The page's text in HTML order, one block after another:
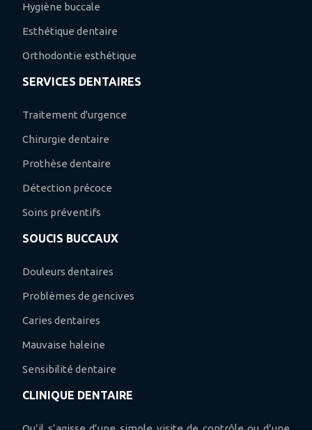
Hygiène buccale
Esthétique dentaire
Orthodontie esthétique
SERVICES DENTAIRES
Traitement d'urgence
Chirurgie dentaire
Prothèse dentaire
Détection précoce
Soins préventifs
SOUCIS BUCCAUX
Douleurs dentaires
Problèmes de gencives
Caries dentaires
Mauvaise haleine
Sensibilité dentaire
CLINIQUE DENTAIRE